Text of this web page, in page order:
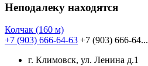
Неподалеку находятся
Колчак (160 м)
+7 (903) 666-64-63 +7 (903) 666-64...
г. Климовск, ул. Ленина д.1